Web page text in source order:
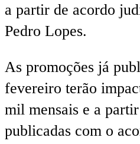
a partir de acordo
Pedro Lopes.
As promoções já
fevereiro terão
mil mensais e a
publicadas com o